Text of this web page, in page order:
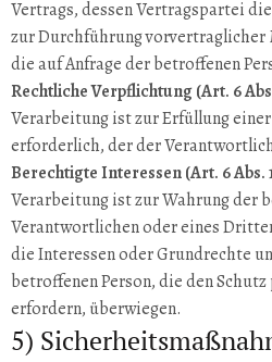
Vertrags, dessen Vertragspartei
zur Durchführung
die auf Anfrage der betroffenen
Rechtliche Verpflichtung (Art. 6
Verarbeitung ist zur Erfüllung
erforderlich, der der
Berechtigte Interessen (Art. 6 Abs.
Verarbeitung ist zur Wahrung der
Verantwortlichen oder eines
die Interessen oder Grundrechte
betroffenen Person, die den
erfordern, überwiegen.
5)